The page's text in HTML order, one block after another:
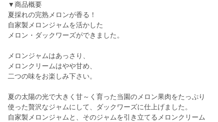
▼商品概要
夏採れの完熟メロンが香る！
自家製メロンジャムを活かした
メロン・ダックワーズができました。
メロンジャムはあっさり、
メロンクリームはやや甘め、
二つの味をお楽しみ下さい。
夏の太陽の光で大きく甘～く育った当園のメロン果肉をたっぷり
使った贅沢なジャムにして、ダックワーズに仕上げました。
自家製メロンジャムと、そのジャムを引き立てるメロンクリーム